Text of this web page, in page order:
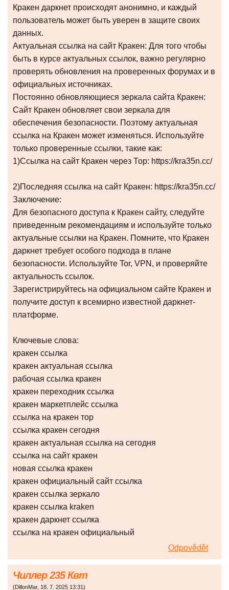
Кракен даркнет происходят анонимно, и каждый
пользователь может быть уверен в защите своих
данных.
Актуальная ссылка на сайт Кракен: Для того чтобы
быть в курсе актуальных ссылок, важно регулярно
проверять обновления на проверенных форумах и в
официальных источниках.
Постоянно обновляющиеся зеркала сайта Кракен:
Сайт Кракен обновляет свои зеркала для
обеспечения безопасности. Поэтому актуальная
ссылка на Кракен может изменяться. Используйте
только проверенные ссылки, такие как:
1)Ссылка на сайт Кракен через Тор: https://kra35n.cc/
2)Последняя ссылка на сайт Кракен: https://kra35n.cc/
Заключение:
Для безопасного доступа к Кракен сайту, следуйте
приведенным рекомендациям и используйте только
актуальные ссылки на Кракен. Помните, что Кракен
даркнет требует особого подхода в плане
безопасности. Используйте Tor, VPN, и проверяйте
актуальность ссылок.
Зарегистрируйтесь на официальном сайте Кракен и
получите доступ к всемирно известной даркнет-
платформе.
Ключевые слова:
кракен ссылка
кракен актуальная ссылка
рабочая ссылка кракен
кракен переходник ссылка
кракен маркетплейс ссылка
ссылка на кракен тор
ссылка кракен сегодня
кракен актуальная ссылка на сегодня
ссылка на сайт кракен
новая ссылка кракен
кракен официальный сайт ссылка
кракен ссылка зеркало
кракен ссылка kraken
кракен даркнет ссылка
ссылка на кракен официальный
Odpovědět
Чиллер 235 Квт
(DillonMar, 18. 7. 2025 13:31)